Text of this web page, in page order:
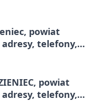
powiat
telefony,
powiat
telefony,